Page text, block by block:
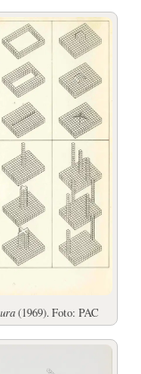
(1969). Foto: PAC